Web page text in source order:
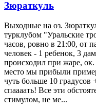
Зюраткуль
Выходные на оз.
турклубом "Уральские
часов, ровно в 21:00, от
человек - 1 ребенок, 3
происходил при жаре, ок.
место мы прибыли
чуть больше 10 градусов
спаааать! Все эти
стимулом, не ме...